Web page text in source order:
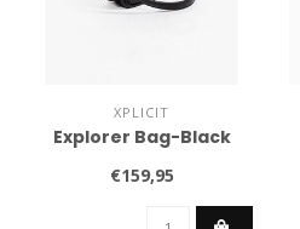
XPLICIT
Explorer Bag-Black
€159,95